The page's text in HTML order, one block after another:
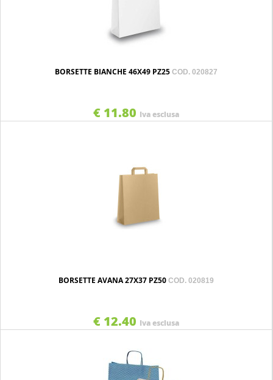
BORSETTE BIANCHE 46X49 PZ25 COD. 020827
€ 11.80 Iva esclusa
BORSETTE AVANA 27X37 PZ50 COD. 020819
€ 12.40 Iva esclusa